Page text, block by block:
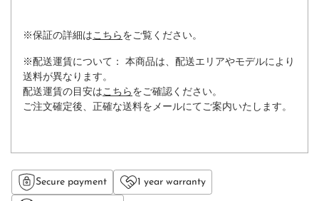
※保証の詳細はこちら をご覧ください。
※配送運賃について： 本商品は、配送エリアやモデルにより
送料が異なります。
配送運賃の目安はこちら をご確認ください。
ご注文確定後、正確な送料をメールにてご案内いたします。
Secure payment 1 year warranty